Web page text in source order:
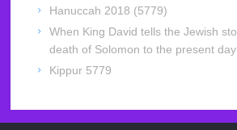
Hanuccah 2018 (5779)
When King David tells the Jewish
death of Solomon to the present day
Kippur 5779